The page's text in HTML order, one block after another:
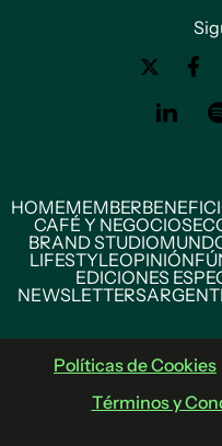
HOMEMEMBER
CAFÉ Y NEGOCIOS
BRAND STUDIO
LIFESTYLEOPINIÓN
EDICIONES
NEWSLETTERS
Políticas de Cookies
Términos y